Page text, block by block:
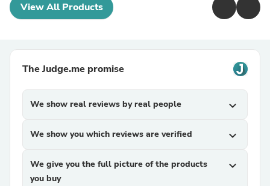
View All Products
The Judge.me promise
We show real reviews by real people expand_more
We show you which reviews are verified expand_more
We give you the full picture of the products
you buy
expand_more